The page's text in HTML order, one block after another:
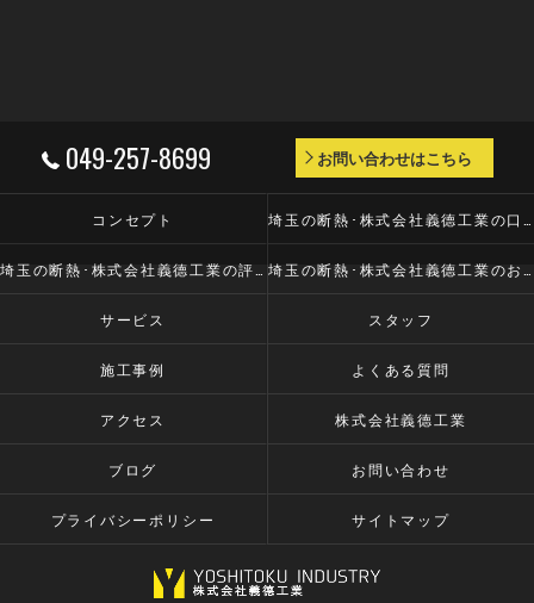
049-257-8699 お問い合わせはこちら
コンセプト
サービス スタッフ
施工事例 よくある質問
アクセス 株式会社義德工業
ブログ お問い合わせ
プライバシーポリシー サイトマップ